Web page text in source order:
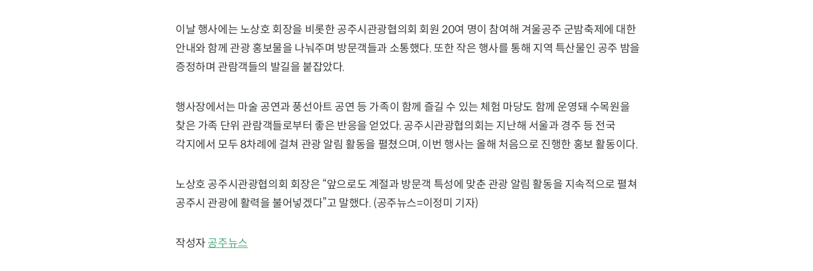
이날 행사에는 노상호 회장을 비롯한 공주시관광협의회 회원 20여 명이 참여해 겨울공주 군밤축제에 대한
안내와 함께 관광 홍보물을 나눠주며 방문객들과 소통했다. 또한 작은 행사를 통해 지역 특산물인 공주 밤을
증정하며 관람객들의 발길을 붙잡았다.
행사장에서는 마술 공연과 풍선아트 공연 등 가족이 함께 즐길 수 있는 체험 마당도 함께 운영돼 수목원을
찾은 가족 단위 관람객들로부터 좋은 반응을 얻었다. 공주시관광협의회는 지난해 서울과 경주 등 전국
각지에서 모두 8차례에 걸쳐 관광 알림 활동을 펼쳤으며, 이번 행사는 올해 처음으로 진행한 홍보 활동이다.
노상호 공주시관광협의회 회장은 “앞으로도 계절과 방문객 특성에 맞춘 관광 알림 활동을 지속적으로 펼쳐
공주시 관광에 활력을 불어넣겠다”고 말했다. (공주뉴스=이정미 기자)
작성자 공주뉴스